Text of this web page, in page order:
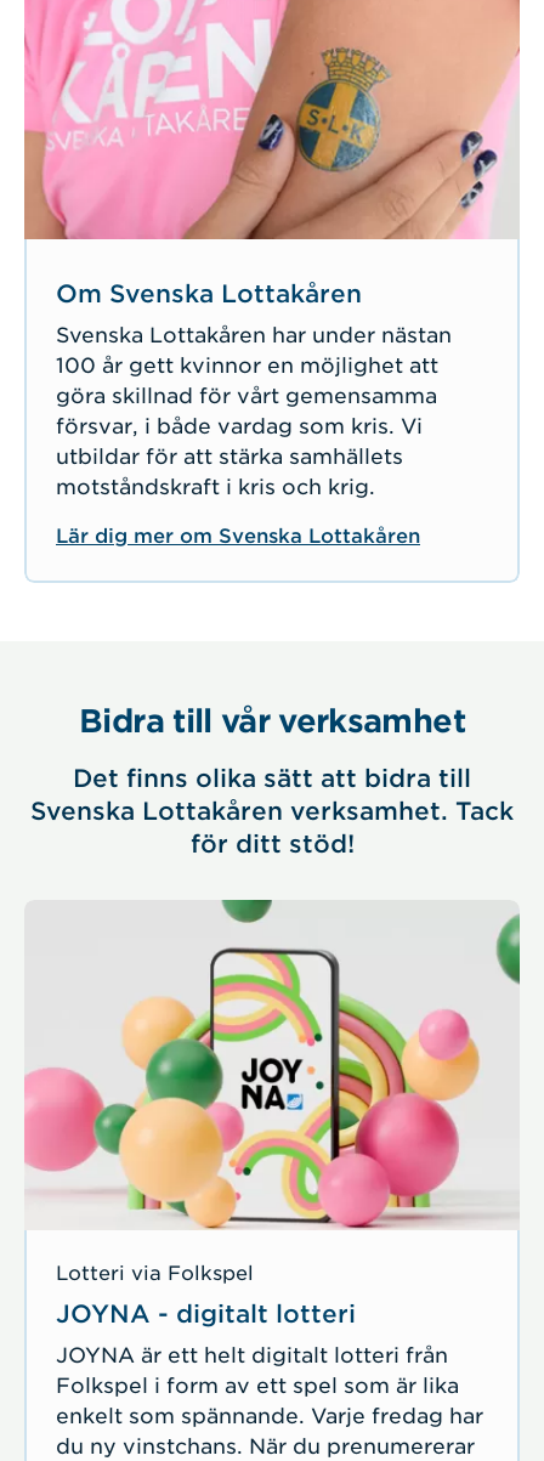
Om Svenska Lottakåren
Svenska Lottakåren har under nästan
100 år gett kvinnor en möjlighet att
göra skillnad för vårt gemensamma
försvar, i både vardag som kris. Vi
utbildar för att stärka samhällets
motståndskraft i kris och krig.
Lär dig mer om Svenska Lottakåren
Bidra till vår verksamhet
Det finns olika sätt att bidra till
Svenska Lottakåren verksamhet. Tack
för ditt stöd!
Lotteri via Folkspel
JOYNA - digitalt lotteri
JOYNA är ett helt digitalt lotteri från
Folkspel i form av ett spel som är lika
enkelt som spännande. Varje fredag har
du ny vinstchans. När du prenumererar